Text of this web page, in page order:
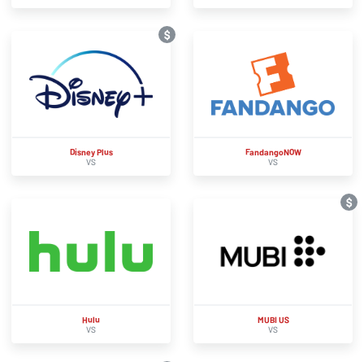
$
Disney Plus
VS
FandangoNOW
VS
Hulu
VS
$
MUBI US
VS